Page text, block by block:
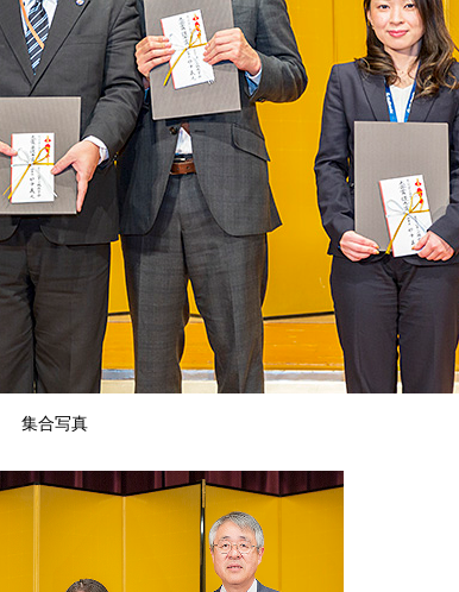
集合写真